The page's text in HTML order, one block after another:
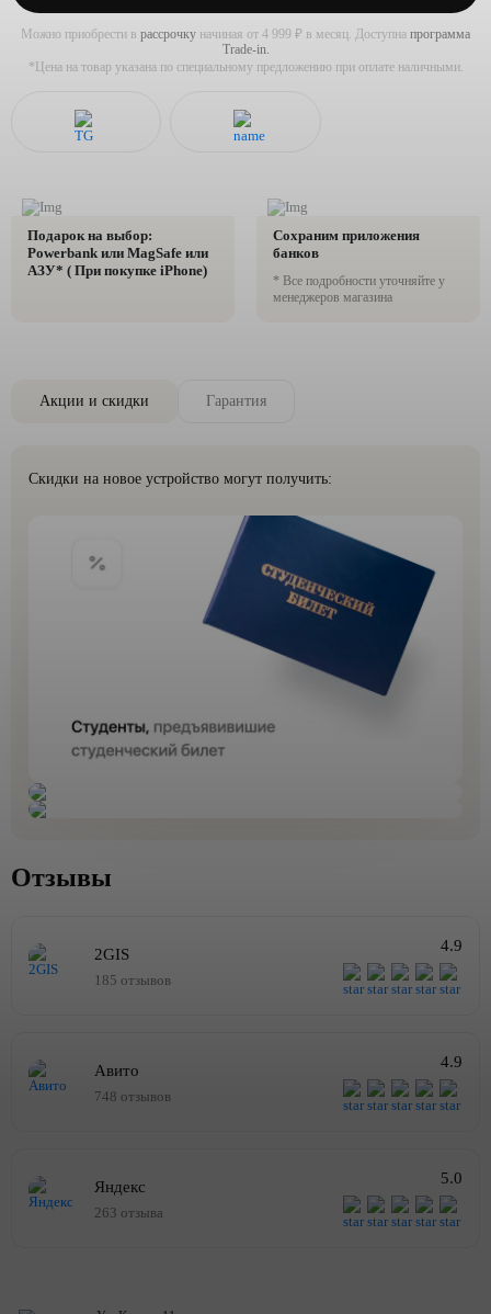
Можно приобрести в рассрочку начиная от 4 999 ₽ в месяц. Доступна программа
Trade-in.
*Цена на товар указана по специальному предложению при оплате наличными.
Подарок на выбор:
Powerbank или MagSafe или
AЗУ* ( При покупке iPhone)
Сохраним приложения
банков
* Все подробности уточняйте у
менеджеров магазина
Акции и скидки Гарантия
Скидки на новое устройство могут получить:
Отзывы
2GIS
185 отзывов
4.9
Авито
748 отзывов
4.9
Яндекс
263 отзыва
5.0